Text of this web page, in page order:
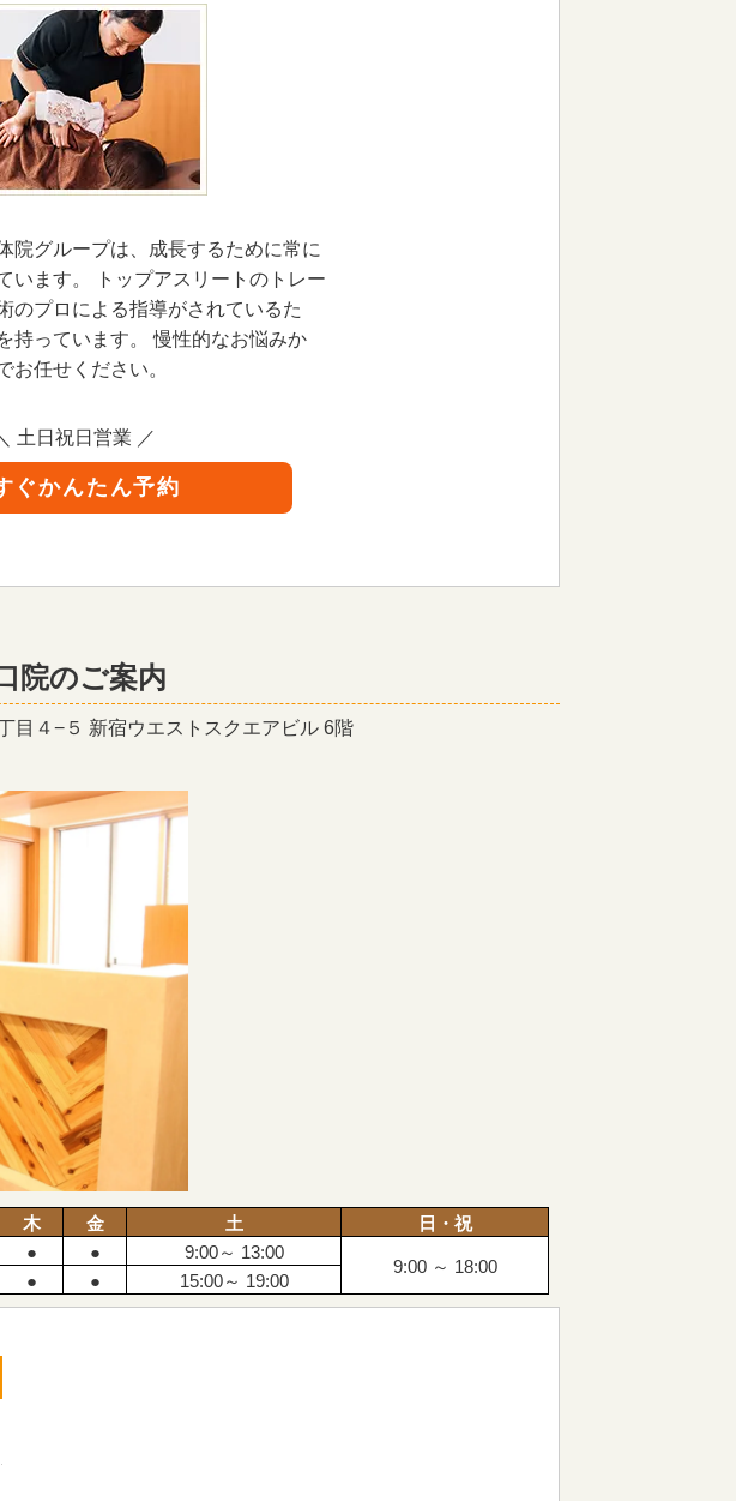
院グループは、成長するために常に
います。 トップアスリートのトレー
のプロによる指導がされているた
持っています。 慢性的なお悩みか
お任せください。
土日祝日営業 ／
ぐかんたん予約
院のご案内
４−５ 新宿ウエストスクエアビル 6階
木 金 土
日・祝
● ● 9:00～ 13:00
9:00 ～ 18:00
● ● 15:00～ 19:00